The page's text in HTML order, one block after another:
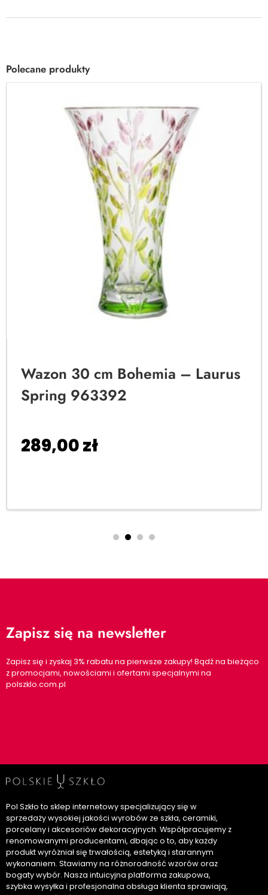
Polecane produkty
Wazon 30 cm Bohemia – Laurus
Spring 963392
289,00zł
Zapisz się na newsletter
Zapisz się i zyskaj 3% rabatu na pierwsze zakupy! Bądź na bieżąco
z promocjami, nowościami i ofertami specjalnymi na
polszklo.com.pl
Pol Szkło to sklep internetowy specjalizujący się w
sprzedaży wysokiej jakości wyrobów ze szkła, ceramiki,
porcelany i akcesoriów dekoracyjnych. Współpracujemy z
renomowanymi producentami, dbając o to, aby każdy
produkt wyróżniał się trwałością, estetyką i starannym
wykonaniem. Stawiamy na różnorodność wzorów oraz
bogaty wybór. Nasza intuicyjna platforma zakupowa,
szybka wysyłka i profesjonalna obsługa klienta sprawiają,